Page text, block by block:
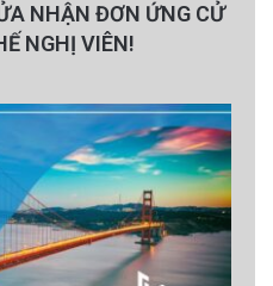
NHẬN ĐƠN ỨNG CỬ
NGHỊ VIÊN!